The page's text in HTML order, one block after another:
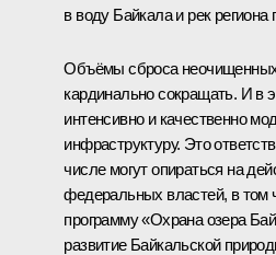
в воду Байкала и рек региона
Объёмы сброса
кардинально сокращать. И в
интенсивно и качественно
инфраструктуру. Это
числе могут опираться на
федеральных властей, в
программу «Охрана озера
развитие Байкальской